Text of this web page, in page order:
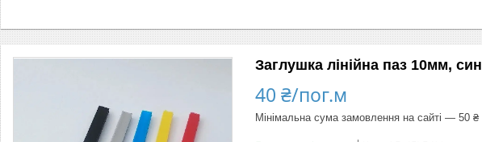
Заглушка лінійна паз 10мм,
40 ₴/пог.м
Мінімальна сума замовлення на сайті — 50 ₴